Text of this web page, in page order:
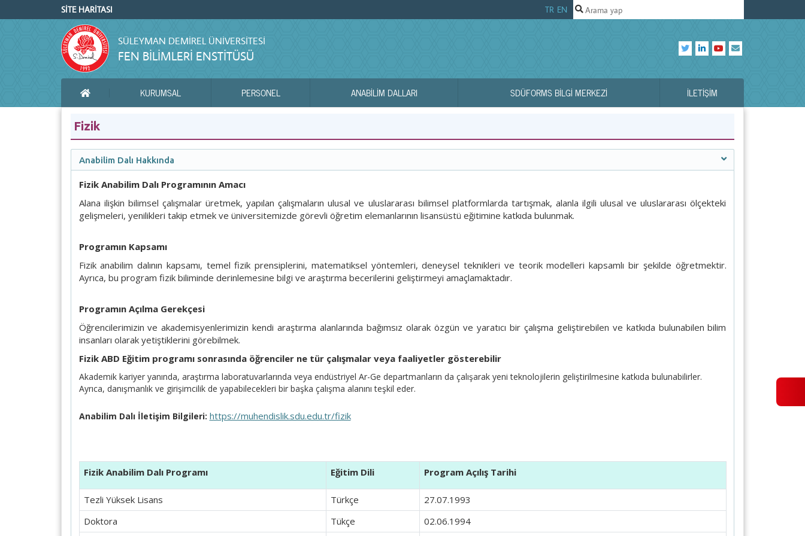
SİTE HARİTASI TR EN
SÜLEYMAN DEMIREL ÜNIVERSITESI
FEN BİLİMLERİ ENSTİTÜSÜ
KURUMSAL PERSONEL ANABİLİM DALLARI SDÜFORMS BILGI MERKEZI İLETIŞIM
Fizik
Anabilim Dalı Hakkında
Fizik Anabilim Dalı Programının Amacı
Alana ilişkin bilimsel çalışmalar üretmek, yapılan çalışmaların ulusal ve uluslararası bilimsel platformlarda tartışmak, alanla ilgili ulusal ve uluslararası ölçekteki
gelişmeleri, yenilikleri takip etmek ve üniversitemizde görevli öğretim elemanlarının lisansüstü eğitimine katkıda bulunmak.
Programın Kapsamı
Fizik anabilim dalının kapsamı, temel fizik prensiplerini, matematiksel yöntemleri, deneysel teknikleri ve teorik modelleri kapsamlı bir şekilde öğretmektir.
Ayrıca, bu program fizik biliminde derinlemesine bilgi ve araştırma becerilerini geliştirmeyi amaçlamaktadır.
Programın Açılma Gerekçesi
Öğrencilerimizin ve akademisyenlerimizin kendi araştırma alanlarında bağımsız olarak özgün ve yaratıcı bir çalışma geliştirebilen ve katkıda bulunabilen bilim
insanları olarak yetiştiklerini görebilmek.
Fizik ABD Eğitim programı sonrasında öğrenciler ne tür çalışmalar veya faaliyetler gösterebilir
Akademik kariyer yanında, araştırma laboratuvarlarında veya endüstriyel Ar-Ge departmanların da çalışarak yeni teknolojilerin geliştirilmesine katkıda bulunabilirler.
Ayrıca, danışmanlık ve girişimcilik de yapabilecekleri bir başka çalışma alanını teşkil eder.
Anabilim Dalı İletişim Bilgileri: https://muhendislik.sdu.edu.tr/fizik
Fizik Anabilim Dalı Programı Eğitim Dili Program Açılış Tarihi
Tezli Yüksek Lisans Türkçe
27.07.1993
Doktora
Tükçe 02.06.1994